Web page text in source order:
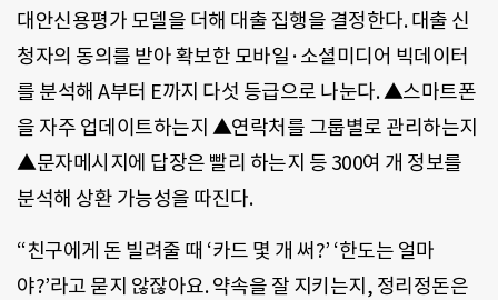
대안신용평가 모델을 더해 대출 집행을 결정한다. 대출 신
청자의 동의를 받아 확보한 모바일·소셜미디어 빅데이터
를 분석해 A부터 E까지 다섯 등급으로 나눈다. ▲스마트폰
을 자주 업데이트하는지 ▲연락처를 그룹별로 관리하는지
▲문자메시지에 답장은 빨리 하는지 등 300여 개 정보를
분석해 상환 가능성을 따진다.
“친구에게 돈 빌려줄 때 ‘카드 몇 개 써 ?’ ‘한도는 얼마
야?’라고 묻지 않잖아요. 약속을 잘 지키는지, 정리정돈은